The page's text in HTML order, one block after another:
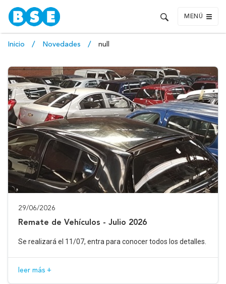
MENÚ
Inicio Novedades null
29/06/2026
Remate de Vehículos - Julio 2026
Se realizará el 11/07, entra para conocer todos los detalles.
leer más +